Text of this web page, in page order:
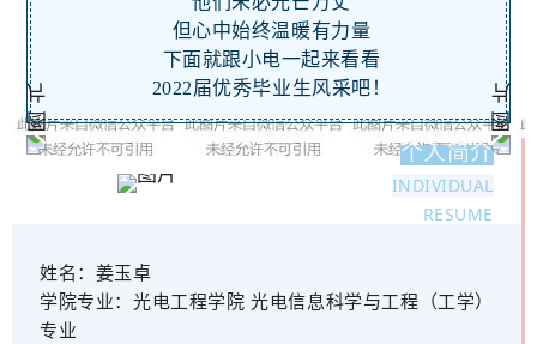
但心中始终温暖有力量
下面就跟小电一起来看看
2022届优秀毕业生风采吧！
个人简介
INDIVIDUAL
RESUME
姓名： 姜玉卓
学院专业：光电工程学院 光电信息科学与工程（工学）
专业